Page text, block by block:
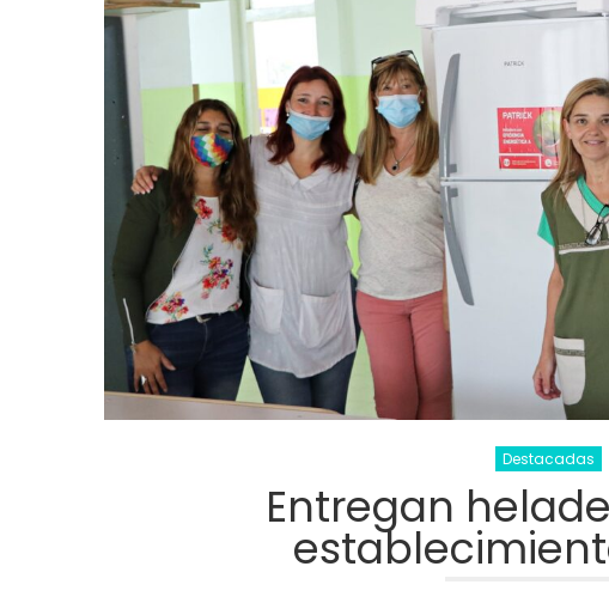
Destacadas
Entregan